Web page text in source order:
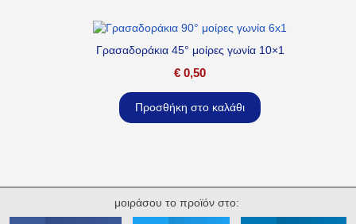
Γρασαδοράκια 45° μοίρες γωνία 10×1
€ 0,50
Προσθήκη στο καλάθι
μοιράσου το προϊόν στο: